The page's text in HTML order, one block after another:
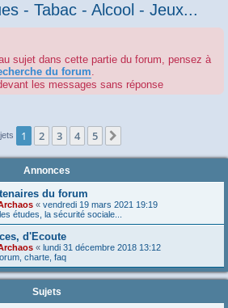
- Tabac - Alcool - Jeux...
sujet dans cette partie du forum, pensez à
du forum.
les messages sans réponse
1 2 3 4 5
Annonces
du forum
« vendredi 19 mars 2021 19:19
études, la sécurité sociale...
d'Ecoute
« lundi 31 décembre 2018 13:12
charte, faq
Sujets